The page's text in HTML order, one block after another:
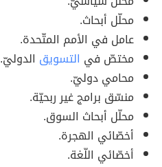
محلّل أبحاث.
عامل في الأمم المتّحدة.
مختصّ في التسويق الدوليّ.
محامي دوليّ.
منسّق برامج غير ربحيّة.
محلّل أبحاث السوق.
أخصّائي الهجرة.
أخصّائي اللّغة.